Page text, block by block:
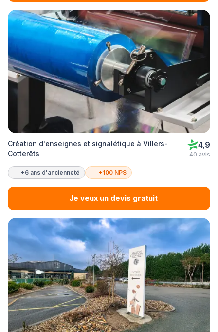
Création d'enseignes et signalétique à Villers-
Cotterêts
4,9
40 avis
+6 ans d'ancienneté +100 NPS
Je veux un devis gratuit